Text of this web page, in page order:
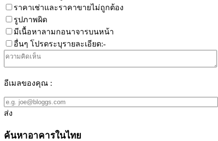
ราคาเช่าและราคาขายไม่ถูกต้อง
รูปภาพผิด
มีเนื้อหาลามกอนาจารบนหน้า
อื่นๆ โปรดระบุรายละเอียด:-
อีเมลของคุณ :
ส่ง
ค้นหาอาคารในไทย